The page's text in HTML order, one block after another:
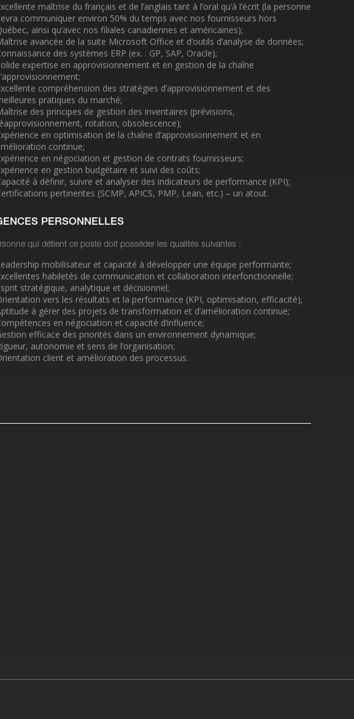
maîtrise du français et de l’anglais tant à l’oral qu’à l’écrit (la personne
communiquer environ 50% du temps avec nos fournisseurs hors
ainsi qu’avec nos filiales canadiennes et américaines);
avancée de la suite Microsoft Office et d’outils d’analyse de données;
des systèmes ERP (ex. : GP, SAP, Oracle);
expertise en approvisionnement et en gestion de la chaîne
compréhension des stratégies d’approvisionnement et des
pratiques du marché;
des principes de gestion des inventaires (prévisions,
rotation, obsolescence);
en optimisation de la chaîne d’approvisionnement et en
continue;
en négociation et gestion de contrats fournisseurs;
en gestion budgétaire et suivi des coûts;
à définir, suivre et analyser des indicateurs de performance (KPI);
pertinentes (SCMP, APICS, PMP, Lean, etc.) – un atout.
PERSONNELLES
qui détient ce poste doit posséder les qualités suivantes :
mobilisateur et capacité à développer une équipe performante;
habiletés de communication et collaboration interfonctionnelle;
stratégique, analytique et décisionnel;
vers les résultats et la performance (KPI, optimisation, efficacité);
à gérer des projets de transformation et d’amélioration continue;
en négociation et capacité d’influence;
efficace des priorités dans un environnement dynamique;
autonomie et sens de l’organisation;
client et amélioration des processus.